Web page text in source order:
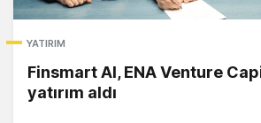
YATIRIM
Finsmart AI, ENA Venture
yatırım aldı